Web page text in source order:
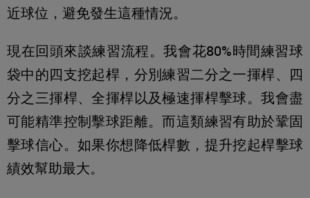
近球位，避免發生這種情況。
現在回頭來談練習流程。我會花80%時間練習球
袋中的四支挖起桿，分別練習二分之一揮桿、四
分之三揮桿、全揮桿以及極速揮桿擊球。我會盡
可能精準控制擊球距離。而這類練習有助於鞏固
擊球信心。如果你想降低桿數，提升挖起桿擊球
績效幫助最大。